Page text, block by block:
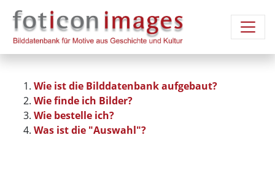
Wie ist die Bilddatenbank aufgebaut?
Wie finde ich Bilder?
Wie bestelle ich?
Was ist die "Auswahl"?